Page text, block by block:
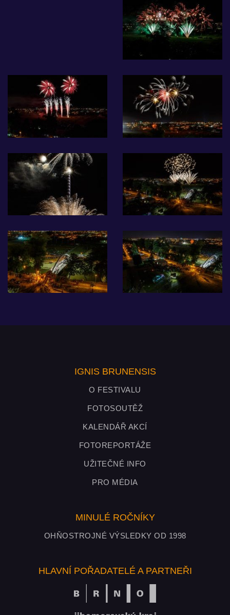
IGNIS BRUNENSIS
O FESTIVALU
FOTOSOUTĚŽ
KALENDÁŘ AKCÍ
FOTOREPORTÁŽE
UŽITEČNÉ INFO
PRO MÉDIA
MINULÉ ROČNÍKY
OHŇOSTROJNÉ VÝSLEDKY OD 1998
HLAVNÍ POŘADATELÉ A PARTNEŘI